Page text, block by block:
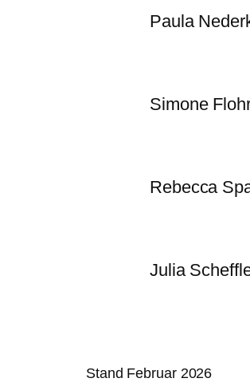
Paula
Simone
Rebecca
Julia
Stand Februar 2026